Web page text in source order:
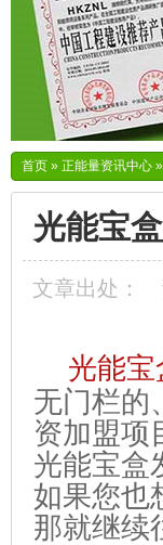
首页 » 正能量资讯中心 »
光能宝
文章出处：
光能
无门栏的
资加盟项
光能宝盒
如果您也
那就继续